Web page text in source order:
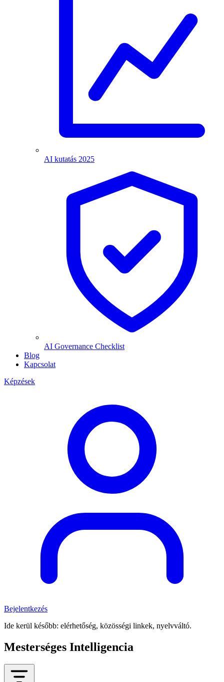
AI kutatás 2025
AI Governance Checklist
Blog
Kapcsolat
Képzések
Bejelentkezés
Ide kerül később: elérhetőség, közösségi linkek, nyelvváltó.
Mesterséges Intelligencia